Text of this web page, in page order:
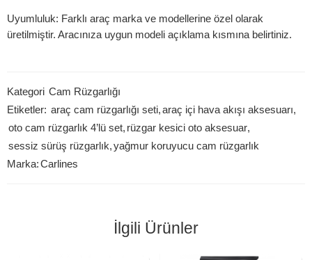
Uyumluluk: Farklı araç marka ve modellerine özel olarak
üretilmiştir. Aracınıza uygun modeli açıklama kısmına belirtiniz.
Kategori Cam Rüzgarlığı
Etiketler: araç cam rüzgarlığı seti,araç içi hava akışı aksesuarı,
oto cam rüzgarlık 4’lü set, rüzgar kesici oto aksesuar,
sessiz sürüş rüzgarlık,yağmur koruyucu cam rüzgarlık
Marka:Carlines
İlgili Ürünler